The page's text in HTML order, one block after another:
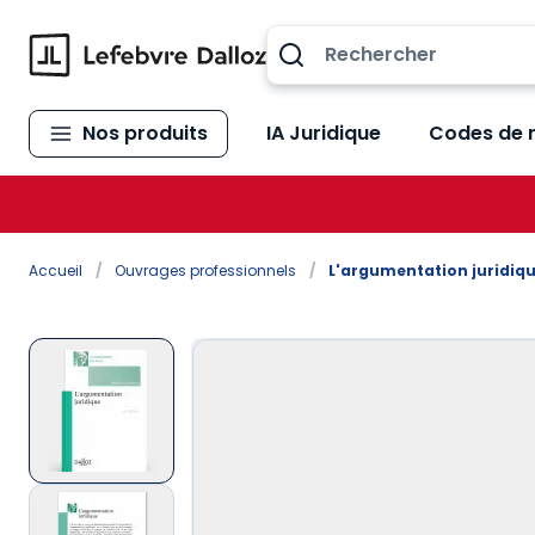
Nos produits IA Juridique Codes de
Accueil / Ouvrages professionnels / L'argumentation